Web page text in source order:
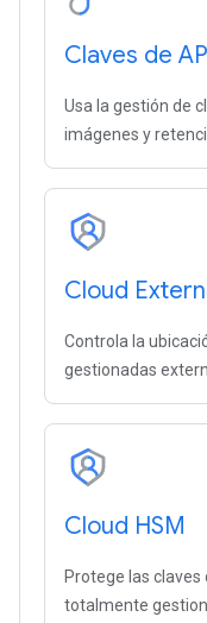
Claves de
Usa la gestión de
imágenes y
Cloud
Controla la
gestionadas
Cloud HSM
Protege las
totalmente